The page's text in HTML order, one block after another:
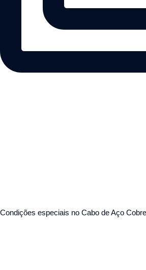
Condições especiais no Cabo de Aço